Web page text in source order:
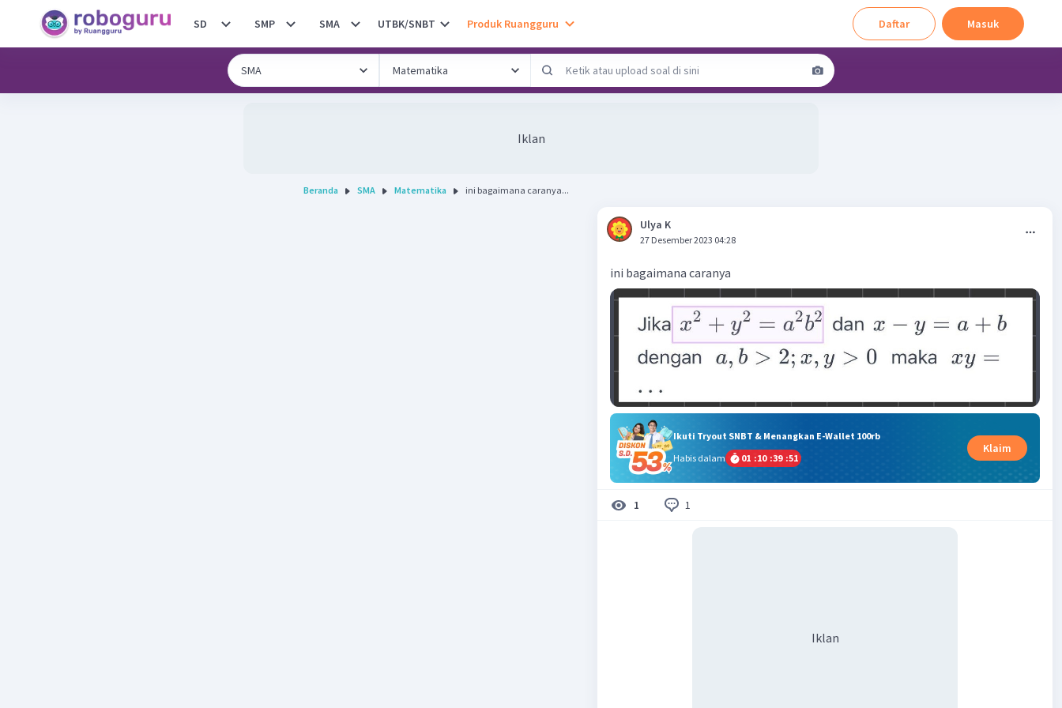
SD SMP SMA UTBK/SNBT Produk Ruangguru Daftar Masuk
Iklan
Beranda SMA Matematika ini bagaimana caranya...
Ulya K
27 Desember 2023 04:28
ini bagaimana caranya
Ikuti Tryout SNBT & Menangkan E-Wallet 100rb
Habis dalam
01 :10 :39 :50
Klaim
1 1
Iklan